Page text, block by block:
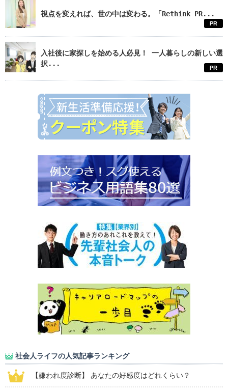
視点を変えれば、世の中は変わる。「Rethink PR...
PR
入社後に家探しを始める人必見！ 一人暮らしの新しい選
択...
PR
社会人ライフの人気記事ランキング
【嫌われ度診断】 あなたの好感度はどれくらい？